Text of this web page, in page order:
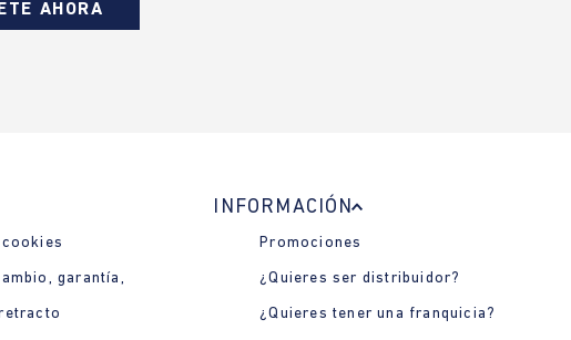
AHORA
garantía,
INFORMACIÓN
Promociones
¿Quieres ser distribuidor?
¿Quieres tener una franquicia?